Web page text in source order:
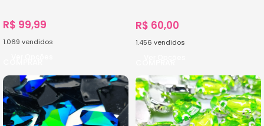
R$ 99,99
1.069 vendidos
R$ 60,00
1.456 vendidos